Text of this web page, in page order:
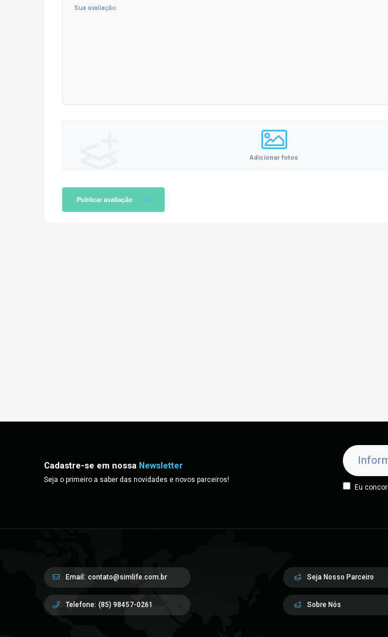
Adicionar fotos
Publicar avaliação
Cadastre-se em nossa Newsletter
Seja o primeiro a saber das novidades e novos parceiros!
Eu
Email: contato@simlife.com.br
Telefone: (85) 98457-0261
Seja Nosso Parceiro
Sobre Nós